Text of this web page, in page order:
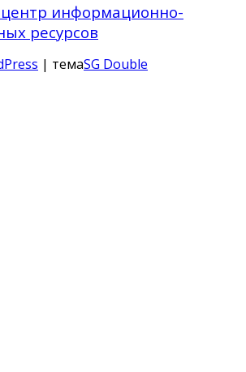
информационно-
ресурсов
| темаSG Double